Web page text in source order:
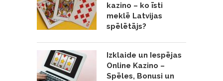
kazino – ko īsti
meklē Latvijas
spēlētājs?
Izklaide un Iespējas
Online Kazino –
Spēles, Bonusi un